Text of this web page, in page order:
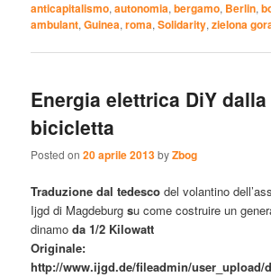
anticapitalismo,autonomia,bergamo, Berlin,
ambulant,Guinea,roma,Solidarity,zielona
Energia elettrica DiY dalla
bicicletta
Posted on20 aprile 2013byZbog
Traduzione dal tedescodel volantino
Ijgd di Magdeburgsu come costruire un
dinamoda 1/2 Kilowatt
Originale:
http://www.ijgd.de/fileadmin/user_upload/